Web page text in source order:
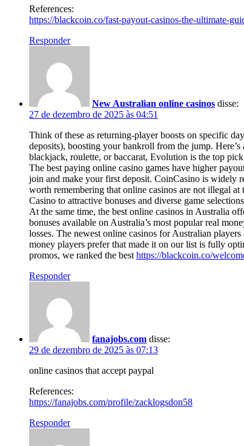
References:
https://blackcoin.co/fast-payout-casinos-the-ultimate-
Responder
New Australian online casinos disse:
27 de dezembro de 2025 às 04:51
Think of these as returning-player boosts on specific
deposits), boosting your bankroll from the jump.
blackjack, roulette, or baccarat, Evolution is the top
The best paying online casino games have higher
join and make your first deposit. CoinCasino is widely
worth remembering that online casinos are not illegal
Casino to attractive bonuses and diverse game
At the same time, the best online casinos in Australia
bonuses available on Australia’s most popular real
losses. The newest online casinos for Australian
money players prefer that made it on our list is fully
promos, we ranked the best https://blackcoin.co/
Responder
fanajobs.com disse:
29 de dezembro de 2025 às 07:13
online casinos that accept paypal
References:
https://fanajobs.com/profile/zacklogsdon58
Responder